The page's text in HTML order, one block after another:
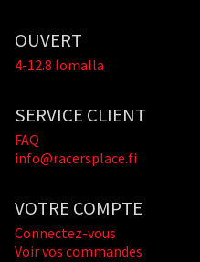
OUVERT
4-12.8 lomalla
SERVICE CLIENT
FAQ
info@racersplace.fi
VOTRE COMPTE
Connectez-vous
Voir vos commandes